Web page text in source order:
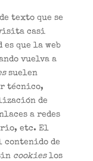
texto que se
visita casi
que la web
vuelva a
suelen
técnico,
de
a redes
etc. El
contenido de
cookieslos